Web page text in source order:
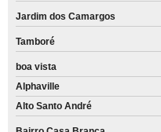
Jardim dos Camargos
Tamboré
boa vista
Alphaville
Alto Santo André